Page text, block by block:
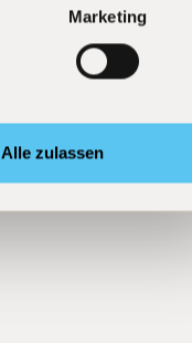
Marketing
Alle zulassen